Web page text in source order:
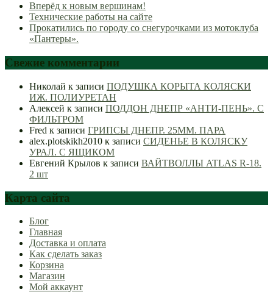
Вперёд к новым вершинам!
Технические работы на сайте
Прокатились по городу со снегурочками из мотоклуба
«Пантеры».
Свежие комментарии
Николай к записи ПОДУШКА КОРЫТА КОЛЯСКИ
ИЖ. ПОЛИУРЕТАН
Алексей к записи ПОДДОН ДНЕПР «АНТИ-ПЕНЬ». С
ФИЛЬТРОМ
Fred к записи ГРИПСЫ ДНЕПР. 25ММ. ПАРА
alex.plotskikh2010 к записи СИДЕНЬЕ В КОЛЯСКУ
УРАЛ. С ЯЩИКОМ
Евгений Крылов к записи ВАЙТВОЛЛЫ ATLAS R-18.
2 шт
Карта сайта
Блог
Главная
Доставка и оплата
Как сделать заказ
Корзина
Магазин
Мой аккаунт